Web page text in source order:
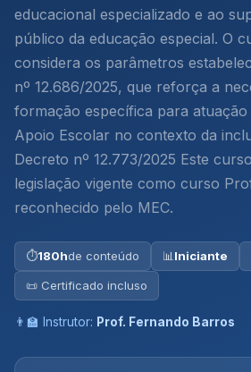
educacional especializado e ao
público da educação especial. O
considera os parâmetros
nº 12.686/2025, que reforça a
formação específica para
Apoio Escolar no contexto da
Decreto nº 12.773/2025 Este
legislação vigente como curso
reconhecido pelo MEC.
⏱180hde conteúdo 📊 Iniciante
📜 Certificado incluso
👨‍🏫 Instrutor: Prof. Fernando Barros